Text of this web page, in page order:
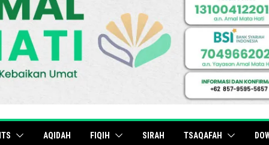
AQIDAH FIQIH SIRAH TSAQAFAH